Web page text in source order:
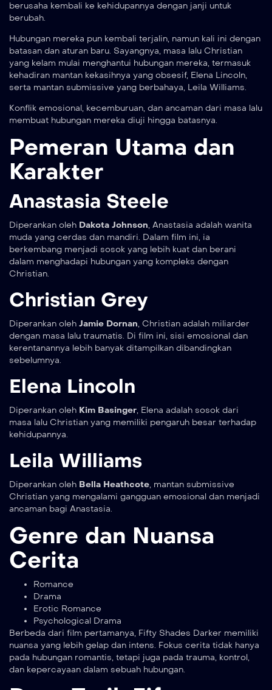
berusaha kembali ke kehidupannya dengan janji untuk
berubah.
Hubungan mereka pun kembali terjalin, namun kali ini dengan
batasan dan aturan baru. Sayangnya, masa lalu Christian
yang kelam mulai menghantui hubungan mereka, termasuk
kehadiran mantan kekasihnya yang obsesif, Elena Lincoln,
serta mantan submissive yang berbahaya, Leila Williams.
Konflik emosional, kecemburuan, dan ancaman dari masa lalu
membuat hubungan mereka diuji hingga batasnya.
Pemeran Utama dan
Karakter
Anastasia Steele
Diperankan oleh Dakota Johnson, Anastasia adalah wanita
muda yang cerdas dan mandiri. Dalam film ini, ia
berkembang menjadi sosok yang lebih kuat dan berani
dalam menghadapi hubungan yang kompleks dengan
Christian.
Christian Grey
Diperankan oleh Jamie Dornan, Christian adalah miliarder
dengan masa lalu traumatis. Di film ini, sisi emosional dan
kerentanannya lebih banyak ditampilkan dibandingkan
sebelumnya.
Elena Lincoln
Diperankan oleh Kim Basinger, Elena adalah sosok dari
masa lalu Christian yang memiliki pengaruh besar terhadap
kehidupannya.
Leila Williams
Diperankan oleh Bella Heathcote, mantan submissive
Christian yang mengalami gangguan emosional dan menjadi
ancaman bagi Anastasia.
Genre dan Nuansa
Cerita
Romance
Drama
Erotic Romance
Psychological Drama
Berbeda dari film pertamanya, Fifty Shades Darker memiliki
nuansa yang lebih gelap dan intens. Fokus cerita tidak hanya
pada hubungan romantis, tetapi juga pada trauma, kontrol,
dan kepercayaan dalam sebuah hubungan.